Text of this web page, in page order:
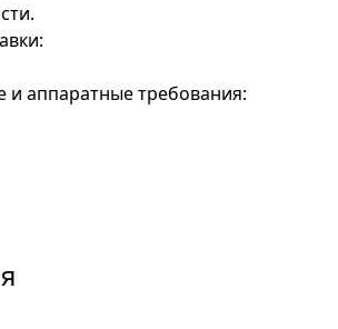
аппаратные требования: